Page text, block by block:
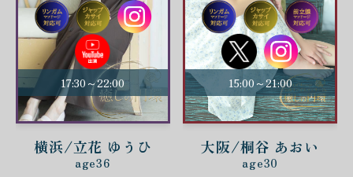
17:30～22:00
横浜/立花 ゆうひ
age36
15:00～21:00
大阪/桐谷 あおい
age30